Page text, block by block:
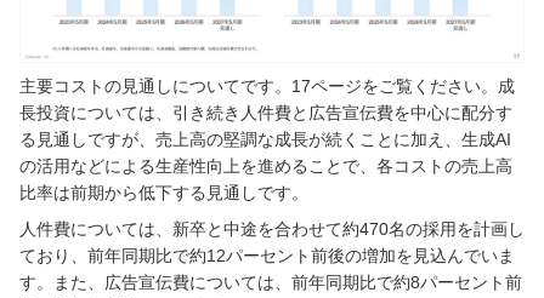
主要コストの見通しについてです。17ページをご覧ください。成
長投資については、引き続き人件費と広告宣伝費を中心に配分す
る見通しですが、売上高の堅調な成長が続くことに加え、生成AI
の活用などによる生産性向上を進めることで、各コストの売上高
比率は前期から低下する見通しです。
人件費については、新卒と中途を合わせて約470名の採用を計画し
ており、前年同期比で約12パーセント前後の増加を見込んでいま
す。また、広告宣伝費については、前年同期比で約8パーセント前